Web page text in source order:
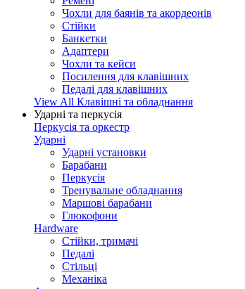
Чохли для баянів та акордеонів
Стійки
Банкетки
Адаптери
Чохли та кейси
Посилення для клавішних
Педалі для клавішних
View All Клавішні та обладнання
Ударні та перкусія
Перкусія та оркестр
Ударні
Ударні установки
Барабани
Перкусія
Тренувальне обладнання
Маршові барабани
Глюкофони
Hardware
Стійки, тримачі
Педалі
Стільці
Механіка